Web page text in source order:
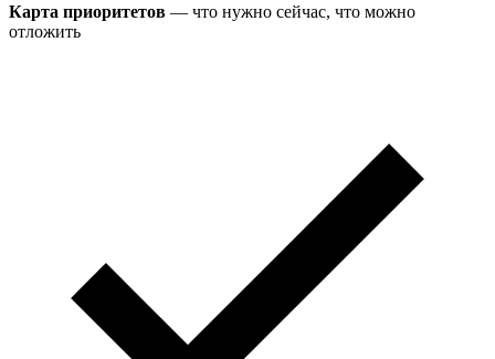
Карта приоритетов — что нужно сейчас, что можно
отложить